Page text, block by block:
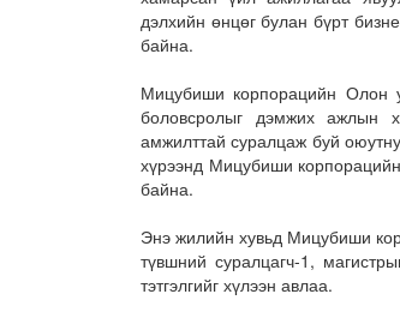
дэлхийн өнцөг булан бүрт
байна.
Мицубиши корпорацийн Олон
боловсролыг дэмжих ажлын
амжилттай суралцаж буй
хүрээнд Мицубиши
байна.
Энэ жилийн хувьд Мицубиши
түвшний суралцагч-1,
тэтгэлгийг хүлээн авлаа.